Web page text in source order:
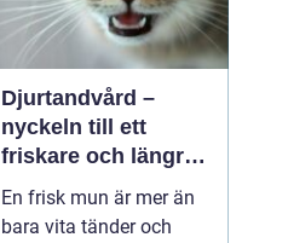
Djurtandvård –
nyckeln till ett
friskare och längre
liv för hund och katt
En frisk mun är mer än
bara vita tänder och